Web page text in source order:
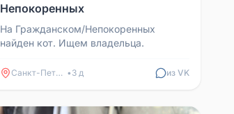
Непокоренных
На Гражданском/Непокоренных
найден кот. Ищем владельца.
Санкт-Петербург • 3 д из VK